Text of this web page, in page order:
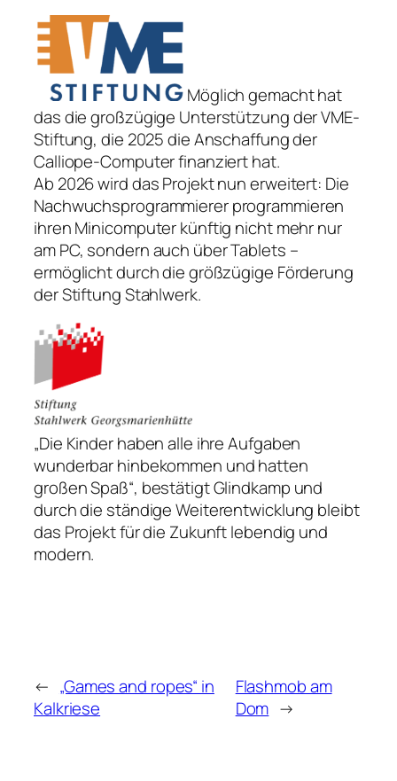
Möglich gemacht hat
das die großzügige Unterstützung der VME-
Stiftung, die 2025 die Anschaffung der
Calliope-Computer finanziert hat.
Ab 2026 wird das Projekt nun erweitert: Die
Nachwuchsprogrammierer programmieren
ihren Minicomputer künftig nicht mehr nur
am PC, sondern auch über Tablets –
ermöglicht durch die größzügige Förderung
der Stiftung Stahlwerk.
„Die Kinder haben alle ihre Aufgaben
wunderbar hinbekommen und hatten
großen Spaß“, bestätigt Glindkamp und
durch die ständige Weiterentwicklung bleibt
das Projekt für die Zukunft lebendig und
modern.
← „Games and ropes“ in
Kalkriese
Flashmob am
Dom →